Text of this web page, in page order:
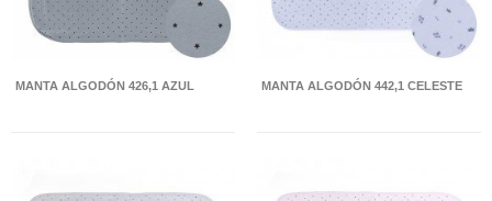
MANTA ALGODÓN 426,1 AZUL MANTA ALGODÓN 442,1 CELESTE